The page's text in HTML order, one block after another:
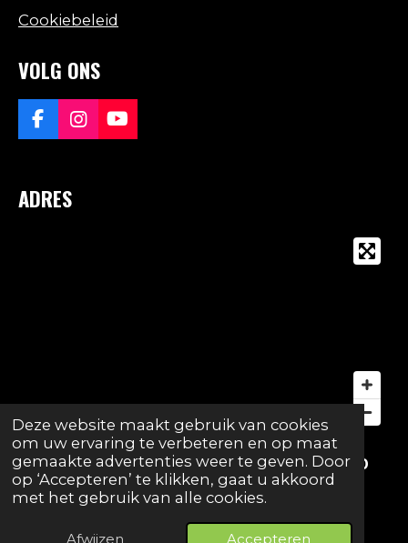
Deze website maakt gebruik van cookies
om uw ervaring te verbeteren en op maat
gemaakte advertenties weer te geven. Door
op ‘Accepteren’ te klikken, gaat u akkoord
met het gebruik van alle cookies.
Afwijzen Accepteren
Cookiebeleid
VOLG ONS
F
a
b
I
n
Y
o
ADRES
Sporthal Luisbekelaar, Luisbekelaar 2, 2140
Borgerhout
© 2026 Rucon Gembo